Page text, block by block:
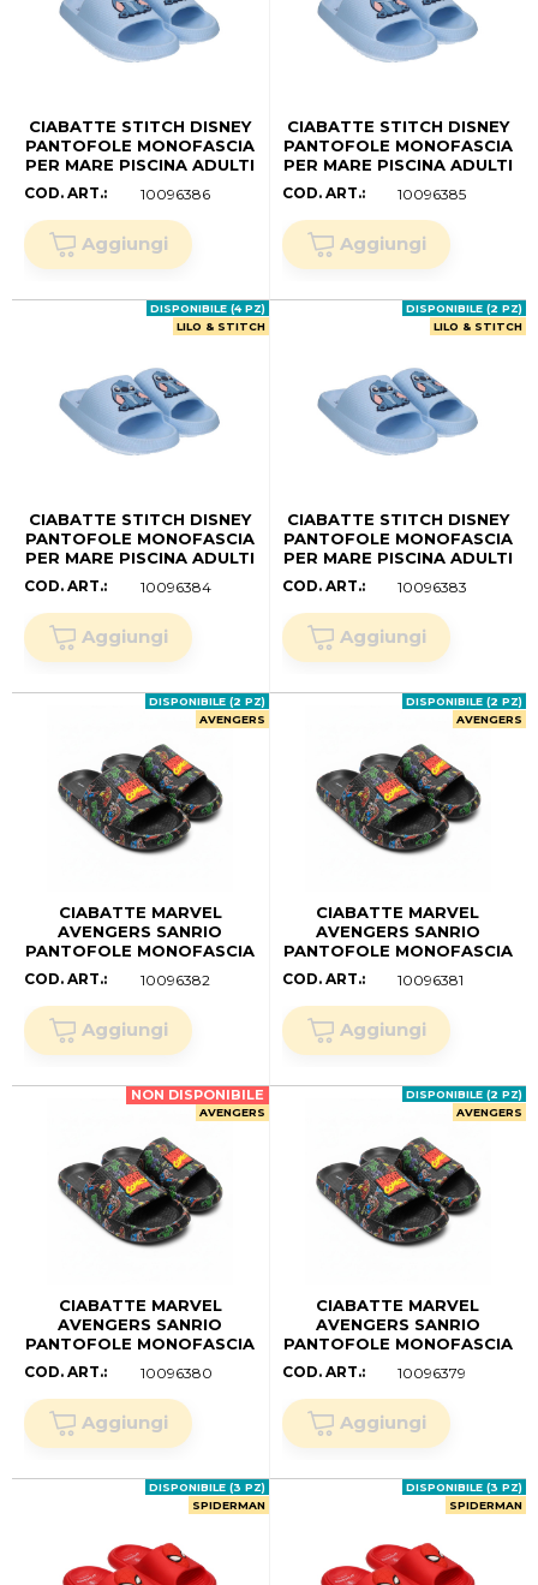
CIABATTE STITCH DISNEY
PANTOFOLE MONOFASCIA
PER MARE PISCINA ADULTI
- 7316 (40/41)
COD. ART.: 10096386
CIABATTE STITCH DISNEY
PANTOFOLE MONOFASCIA
PER MARE PISCINA ADULTI
- 7316 (38/39)
COD. ART.: 10096385
CIABATTE STITCH DISNEY
PANTOFOLE MONOFASCIA
PER MARE PISCINA ADULTI
- 7316 (36/37)
COD. ART.: 10096384
LILO & STITCH
DISPONIBILE (4 PZ)
CIABATTE STITCH DISNEY
PANTOFOLE MONOFASCIA
PER MARE PISCINA ADULTI
- 7316 (34/35)
COD. ART.: 10096383
LILO & STITCH
DISPONIBILE (2 PZ)
CIABATTE MARVEL
AVENGERS SANRIO
PANTOFOLE MONOFASCIA
PER MARE PISCINA ADULTI
- 7314 (44/45)
COD. ART.: 10096382
AVENGERS
DISPONIBILE (2 PZ)
CIABATTE MARVEL
AVENGERS SANRIO
PANTOFOLE MONOFASCIA
PER MARE PISCINA ADULTI
- 7314 (42/43)
COD. ART.: 10096381
AVENGERS
DISPONIBILE (2 PZ)
CIABATTE MARVEL
AVENGERS SANRIO
PANTOFOLE MONOFASCIA
PER MARE PISCINA ADULTI
- 7314 (40/41)
COD. ART.: 10096380
AVENGERS
NON DISPONIBILE
CIABATTE MARVEL
AVENGERS SANRIO
PANTOFOLE MONOFASCIA
PER MARE PISCINA ADULTI
- 7314 (38/39)
COD. ART.: 10096379
AVENGERS
DISPONIBILE (2 PZ)
SPIDERMAN
DISPONIBILE (3 PZ)
SPIDERMAN
DISPONIBILE (3 PZ)